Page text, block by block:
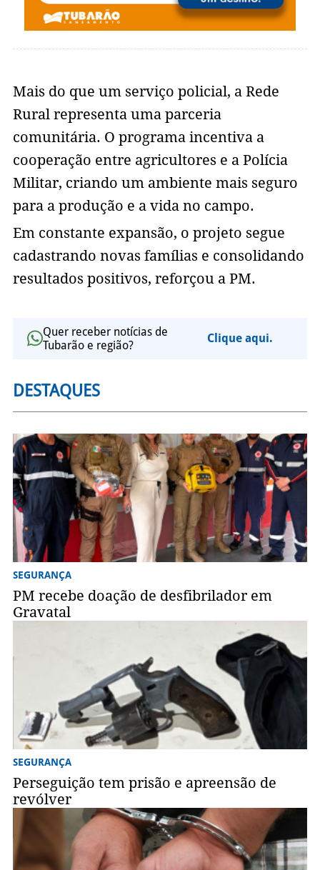
Mais do que um serviço policial, a Rede
Rural representa uma parceria
comunitária. O programa incentiva a
cooperação entre agricultores e a Polícia
Militar, criando um ambiente mais seguro
para a produção e a vida no campo.
Em constante expansão, o projeto segue
cadastrando novas famílias e consolidando
resultados positivos, reforçou a PM.
Quer receber notícias de
Tubarão e região?
Clique aqui.
DESTAQUES
SEGURANÇA
PM recebe doação de desfibrilador em
Gravatal
SEGURANÇA
Perseguição tem prisão e apreensão de
revólver